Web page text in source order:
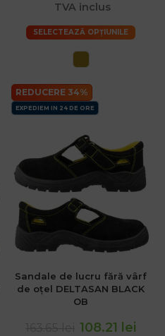
TVA inclus
SELECTEAZĂ OPȚIUNILE
REDUCERE 34%
EXPEDIEM IN 24 DE ORE
Sandale de lucru fără vârf
de oțel DELTASAN BLACK
OB
108.21 lei